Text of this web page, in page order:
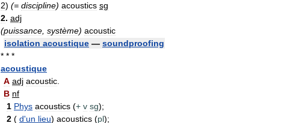
2) (= discipline) acoustics sg
2. adj
(puissance système) acoustic
isolation acoustique — soundproofing
* * *
acoustique
A adj acoustic
B nf
1 Phys acoustics (+ v sg);
2 ( d'un lieu) acoustics (pl);